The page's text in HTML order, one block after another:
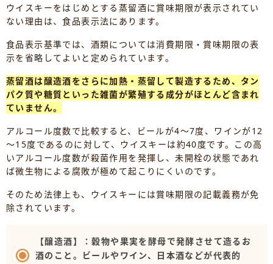
ウイスキーをはじめとする蒸留酒に賞味期限が表示されてい
ない理由は、食品表示法にあります。
食品表示基準では、酒類については消費期限・賞味期限の表
示を省略してよいと定められています。
蒸留酒は醸造酒をさらに加熱・蒸留して製造するため、タン
パク質や糖質といった雑菌が繁殖する成分がほとんど含まれ
ていません。
アルコール度数で比較すると、ビールが4～7度、ワインが12
～15度であるのに対して、ウイスキーは約40度です。この高
いアルコール度数が殺菌作用を発揮し、未開栓の状態であれ
ば微生物による腐敗が極めて起こりにくいのです。
そのため法律上も、ウイスキーには賞味期限の記載義務が免
除されています。
【醸造酒】：穀物や果実を酵母で発酵させて造るお
酒のこと。ビールやワイン、日本酒などが代表的